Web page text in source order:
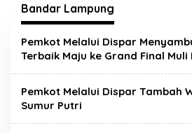
Bandar Lampung
Pemkot Melalui Dispar
Terbaik Maju ke Grand Final
Pemkot Melalui Dispar Tambah
Sumur Putri